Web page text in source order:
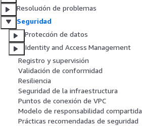
Resolución de problemas
Seguridad
Protección de datos
Identity and Access Management
Registro y supervisión
Validación de conformidad
Resiliencia
Seguridad de la infraestructura
Puntos de conexión de VPC
Modelo de responsabilidad compartida
Prácticas recomendadas de seguridad